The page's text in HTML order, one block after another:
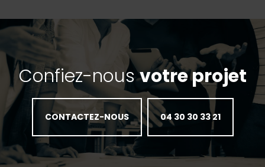
Confiez-nous votre projet
CONTACTEZ-NOUS 04 30 30 33 21